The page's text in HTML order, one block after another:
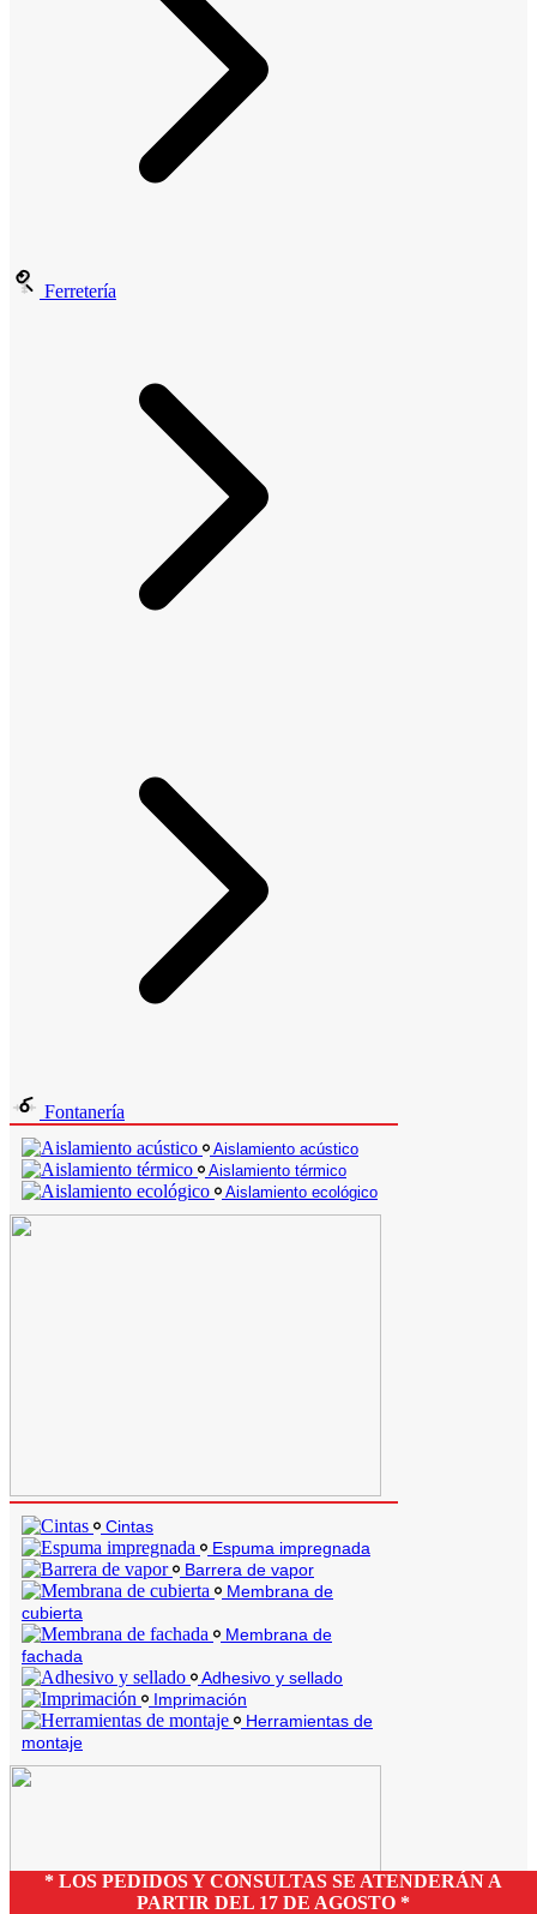
Ferretería
Fontanería
Aislamiento acústico
Aislamiento térmico
Aislamiento ecológico
Cintas
Espuma impregnada
Barrera de vapor
Membrana de
cubierta
Membrana de
fachada
Adhesivo y sellado
Imprimación
Herramientas de
montaje
* LOS PEDIDOS Y CONSULTAS SE ATENDERÁN A
PARTIR DEL 17 DE AGOSTO *